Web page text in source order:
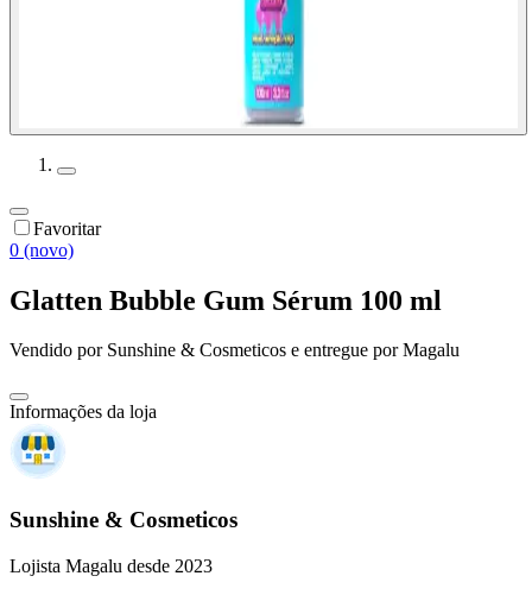
Favoritar
0 (novo)
Glatten Bubble Gum Sérum 100 ml
Vendido por Sunshine & Cosmeticos e entregue por Magalu
Informações da loja
Sunshine & Cosmeticos
Lojista Magalu desde 2023